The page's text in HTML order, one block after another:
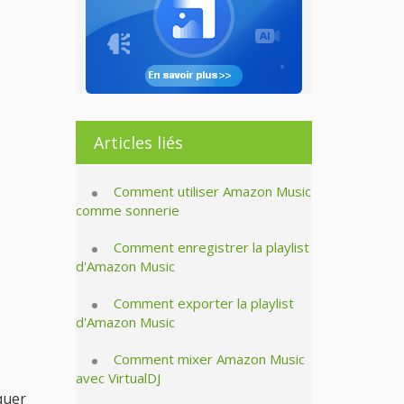
Articles liés
Comment utiliser Amazon Music
comme sonnerie
Comment enregistrer la playlist
d'Amazon Music
Comment exporter la playlist
d'Amazon Music
Comment mixer Amazon Music
avec VirtualDJ